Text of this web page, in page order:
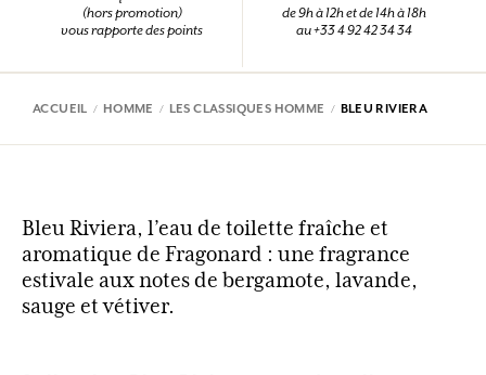
(hors promotion)
vous rapporte des points
de 9h à 12h et de 14h à 18h
au +33 4 92 42 34 34
ACCUEIL HOMME LES CLASSIQUES HOMME BLEU RIVIERA
Bleu Riviera, l’eau de toilette fraîche et
aromatique de Fragonard : une fragrance
estivale aux notes de bergamote, lavande,
sauge et vétiver.